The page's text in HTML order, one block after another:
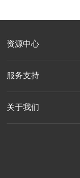
资源中心
服务支持
关于我们